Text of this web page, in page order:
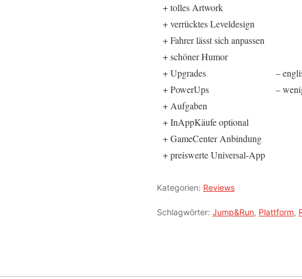
+ tolles Artwork
+ verrücktes Leveldesign
+ Fahrer lässt sich anpassen
+ schöner Humor
+ Upgrades
+ PowerUps
+ Aufgaben
+ InAppKäufe optional
+ GameCenter Anbindung
+ preiswerte Universal-App
–
–
Kategorien: Reviews
Schlagwörter: Jump&Run, Plattform,